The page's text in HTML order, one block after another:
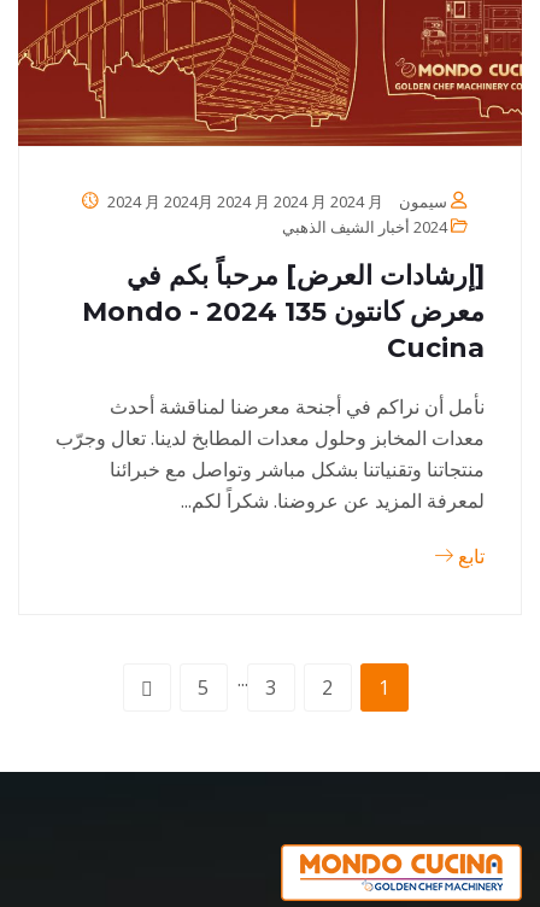
سيمون
2024 月 2024月 2024 月 2024 月 2024 月
2024 أخبار الشيف الذهبي
[إرشادات العرض] مرحباً بكم في
معرض كانتون 135 2024 - Mondo
Cucina
نأمل أن نراكم في أجنحة معرضنا لمناقشة أحدث
معدات المخابز وحلول معدات المطابخ لدينا. تعال وجرّب
منتجاتنا وتقنياتنا بشكل مباشر وتواصل مع خبرائنا
لمعرفة المزيد عن عروضنا. شكراً لكم...
تابع
1
2
3
...
5